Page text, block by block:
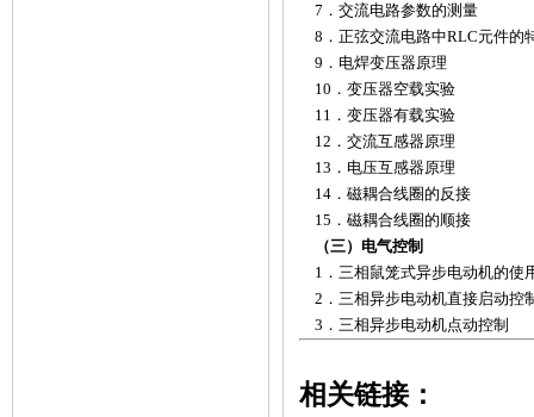
7．交流电路参数的测量
8．正弦交流电路中RLC元件的
9．电焊变压器原理
10．变压器空载实验
11．变压器有载实验
12．交流互感器原理
13．电压互感器原理
14．磁耦合线圈的反接
15．磁耦合线圈的顺接
（三）电气控制
1．三相鼠笼式异步电动机的使
2．三相异步电动机直接启动控
3．三相异步电动机点动控制
相关链接：